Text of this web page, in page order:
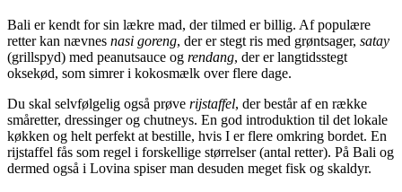
Bali er kendt for sin lækre mad, der tilmed er billig. Af populære
retter kan nævnes nasi goreng, der er stegt ris med grøntsager, satay
(grillspyd) med peanutsauce og rendang, der er langtidsstegt
oksekød, som simrer i kokosmælk over flere dage.
Du skal selvfølgelig også prøve rijstaffel, der består af en række
småretter, dressinger og chutneys. En god introduktion til det lokale
køkken og helt perfekt at bestille, hvis I er flere omkring bordet. En
rijstaffel fås som regel i forskellige størrelser (antal retter). På Bali og
dermed også i Lovina spiser man desuden meget fisk og skaldyr.